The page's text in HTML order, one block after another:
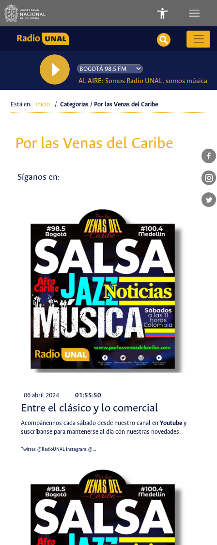
AL AIRE: Somos Radio UNAL, somos música
Está en: Inicio / Categorias / Por las Venas del Caribe
Por las Venas del Caribe
Síganos en:
06 abril 2024 01:55:50
Entre el clásico y lo comercial
Acompáñennos cada sábado desde nuestro canal en Youtubey
suscríbanse para mantenerse al día con nuestras novedades.
Twitter:@RadioUNALInstagram:@…